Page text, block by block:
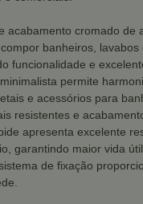
acabamento cromado de
banheiros, lavabos
funcionalidade e
permite
e acessórios para
resistentes e
apresenta excelente
garantindo maior vida
de fixação